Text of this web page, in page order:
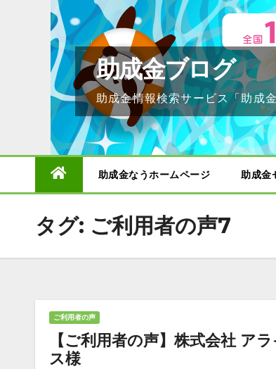
助成金ブログ
助成金情報検索サービス「助成
助成金なうホームページ 助成金
タグ: ご利用者の声7
ご利用者の声
【ご利用者の声】株式会社 ア
ス様